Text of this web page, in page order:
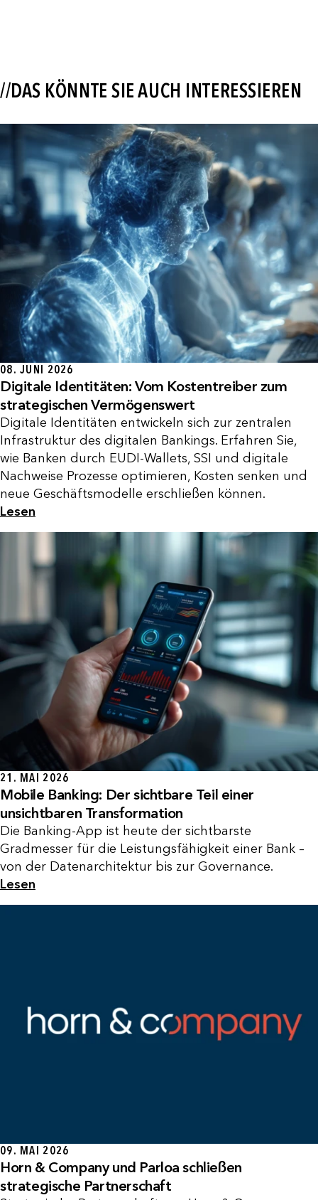
//DAS KÖNNTE SIE AUCH INTERESSIEREN
08. JUNI 2026
Digitale Identitäten: Vom Kostentreiber zum
strategischen Vermögenswert
Digitale Identitäten entwickeln sich zur zentralen
Infrastruktur des digitalen Bankings. Erfahren Sie,
wie Banken durch EUDI-Wallets, SSI und digitale
Nachweise Prozesse optimieren, Kosten senken und
neue Geschäftsmodelle erschließen können.
Lesen
21. MAI 2026
Mobile Banking: Der sichtbare Teil einer
unsichtbaren Transformation
Die Banking-App ist heute der sichtbarste
Gradmesser für die Leistungsfähigkeit einer Bank –
von der Datenarchitektur bis zur Governance.
Lesen
09. MAI 2026
Horn & Company und Parloa schließen
strategische Partnerschaft